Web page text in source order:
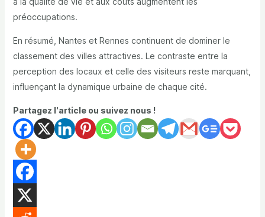
préoccupations.
En résumé, Nantes et Rennes continuent de dominer le
classement des villes attractives. Le contraste entre la
perception des locaux et celle des visiteurs reste marquant,
influençant la dynamique urbaine de chaque cité.
Partagez l'article ou suivez nous !